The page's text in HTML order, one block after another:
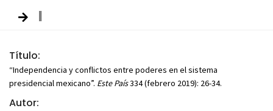
I
Título:
“Independencia y conflictos entre poderes en el sistema
presidencial mexicano”. Este País334 (febrero 2019): 26-34.
Autor: